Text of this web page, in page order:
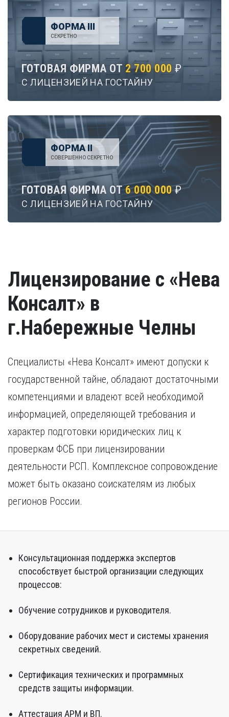
ФОРМА III
СЕКРЕТНО
ГОТОВАЯ ФИРМА ОТ 2 700 000 ₽
С ЛИЦЕНЗИЕЙ НА ГОСТАЙНУ
ФОРМА II
СОВЕРШЕННО СЕКРЕТНО
ГОТОВАЯ ФИРМА ОТ6 000 000 ₽
С ЛИЦЕНЗИЕЙ НА ГОСТАЙНУ
Лицензирование с «Нева
Консалт» в
г.Набережные Челны
Специалисты «Нева Консалт» имеют допуски к
государственной тайне, обладают достаточными
компетенциями и владеют всей необходимой
информацией, определяющей требования и
характер подготовки юридических лиц к
проверкам ФСБ при лицензировании
деятельности РСП. Комплексное сопровождение
может быть оказано соискателям из любых
регионов России.
Консультационная поддержка экспертов
способствует быстрой организации следующих
процессов:
Обучение сотрудников и руководителя.
Оборудование рабочих мест и системы хранения
секретных сведений.
Сертификация технических и программных
средств защиты информации.
Аттестация АРМ и ВП.